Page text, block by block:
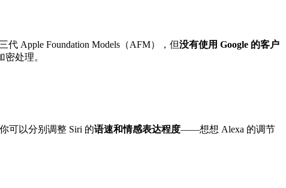
Apple Foundation Models（AFM），但没有使用 Google 的客户
处理。
可以分别调整 Siri 的语速和情感表达程度——想想 Alexa 的调节